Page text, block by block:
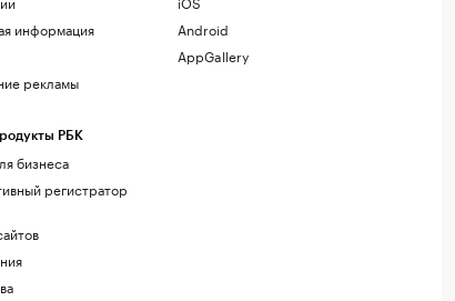
информация
рекламы
РБК
бизнеса
регистратор
Android
AppGallery